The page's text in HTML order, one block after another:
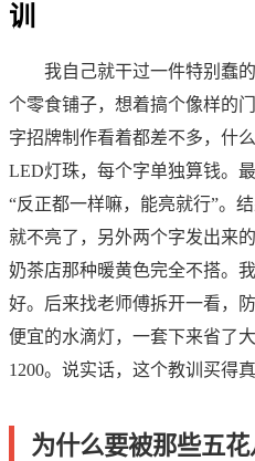
训
2026-05-18 14:08:18
我自己就干过一件特别蠢
个零食铺子，想着搞个像样的
字招牌制作看着都差不多，什
LED灯珠，每个字单独算钱。
“反正都一样嘛，能亮就行”。
就不亮了，另外两个字发出来
奶茶店那种暖黄色完全不搭。
好。后来找老师傅拆开一看，
便宜的水滴灯，一套下来省了
1200。说实话，这个教训买得真
为什么要被那些五